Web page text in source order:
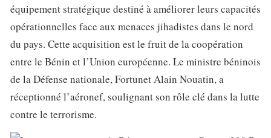
équipement stratégique destiné à améliorer leurs capacités
opérationnelles face aux menaces jihadistes dans le nord
du pays. Cette acquisition est le fruit de la coopération
entre le Bénin et l’Union européenne. Le ministre béninois
de la Défense nationale, Fortunet Alain Nouatin, a
réceptionné l’aéronef, soulignant son rôle clé dans la lutte
contre le terrorisme.